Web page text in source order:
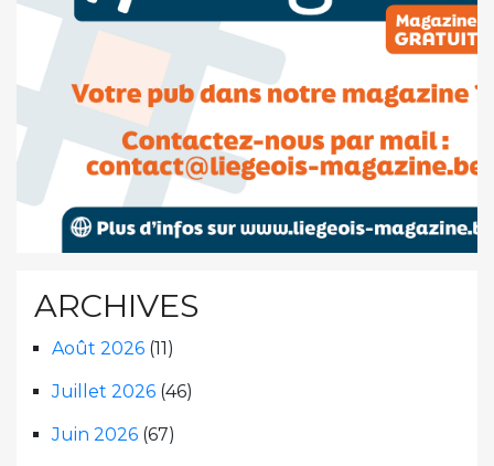
ARCHIVES
Août 2026 (11)
Juillet 2026 (46)
Juin 2026 (67)